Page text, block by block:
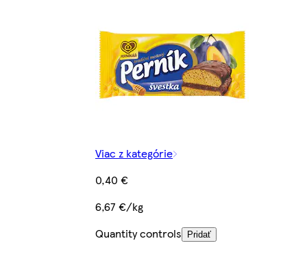
Viac z kategórie
0,40 €
6,67 €/kg
Quantity controls
Pridať